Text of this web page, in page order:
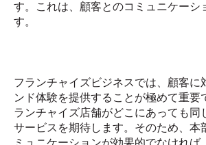
す。これは、顧客とのコミュニケーシ
す。
フランチャイズビジネスでは、顧客に
ンド体験を提供することが極めて重要
ランチャイズ店舗がどこにあっても同
サービスを期待します。そのため、本